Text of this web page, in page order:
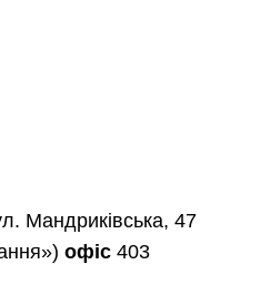
Мандриківська, 47
офіс 403